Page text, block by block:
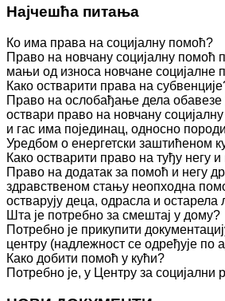
Најчешћа питања
Ко има права на социјалну помоћ?
Право на новчану социјалну помоћ
мањи од износа новчане социјалне
Како остварити права на
Право на ослобађање дела
оствари право на новчану
и гас има појединац, односно
Уредбом о енергетски заштићеном
Како остварити право на туђу негу
Право на додатак за помоћ и негу
здравственом стању неопходна
остварују деца, одрасла и
Шта је потребно за смештај у дому?
Потребно је прикупити
центру (надлежност се одређује по
Како добити помоћ у кући?
Потребно је, у Центру за